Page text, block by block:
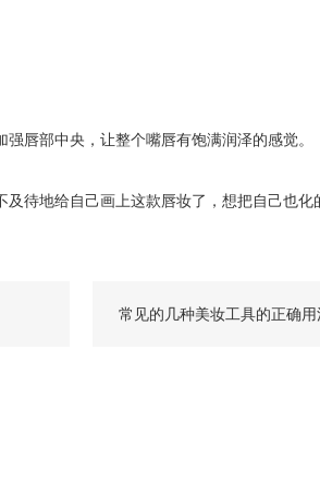
唇部中央，让整个嘴唇有饱满润泽的感觉。
待地给自己画上这款唇妆了，想把自己也化
常见的几种美妆工具的正确用